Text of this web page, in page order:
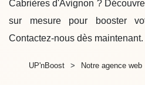
Cabrières d'Avignon ?
sur mesure pour booster
Contactez-nous dès maintenant.
UP'nBoost Notre agence web